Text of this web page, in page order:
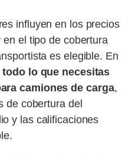
influyen en los precios
el tipo de cobertura
es elegible. En
todo lo que necesitas
camiones de carga,
de cobertura del
y las calificaciones